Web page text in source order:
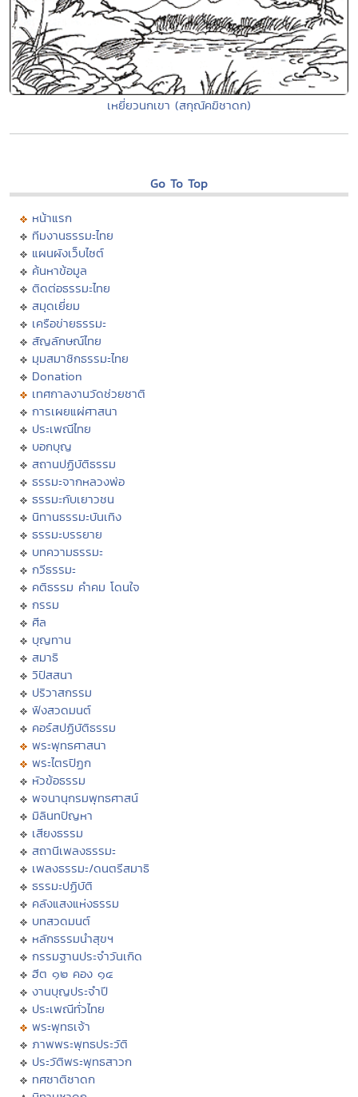
เหยี่ยวนกเขา (สกุณัคฆิชาดก)
Go To Top
หน้าแรก
ทีมงานธรรมะไทย
แผนผังเว็บไซต์
ค้นหาข้อมูล
ติดต่อธรรมะไทย
สมุดเยี่ยม
เครือข่ายธรรมะ
สัญลักษณ์ไทย
มุมสมาชิกธรรมะไทย
Donation
เทศกาลงานวัดช่วยชาติ
การเผยแผ่ศาสนา
ประเพณีไทย
บอกบุญ
สถานปฏิบัติธรรม
ธรรมะจากหลวงพ่อ
ธรรมะกับเยาวชน
นิทานธรรมะบันเทิง
ธรรมะบรรยาย
บทความธรรมะ
กวีธรรมะ
คติธรรม คำคม โดนใจ
กรรม
ศีล
บุญทาน
สมาธิ
วิปัสสนา
ปริวาสกรรม
ฟังสวดมนต์
คอร์สปฏิบัติธรรม
พระพุทธศาสนา
พระไตรปิฏก
หัวข้อธรรม
พจนานุกรมพุทธศาสน์
มิลินทปัญหา
เสียงธรรม
สถานีเพลงธรรมะ
เพลงธรรมะ/ดนตรีสมาธิ
ธรรมะปฏิบัติ
คลังแสงแห่งธรรม
บทสวดมนต์
หลักธรรมนำสุขฯ
กรรมฐานประจำวันเกิด
ฮีต ๑๒ คอง ๑๔
งานบุญประจำปี
ประเพณีทั่วไทย
พระพุทธเจ้า
ภาพพระพุทธประวัติ
ประวัติพระพุทธสาวก
ทศชาติชาดก